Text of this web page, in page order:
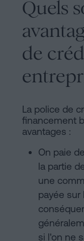
Quels
de
La police de
financement
avantages :
On paie
la partie
une
payée sur
si l'on ne